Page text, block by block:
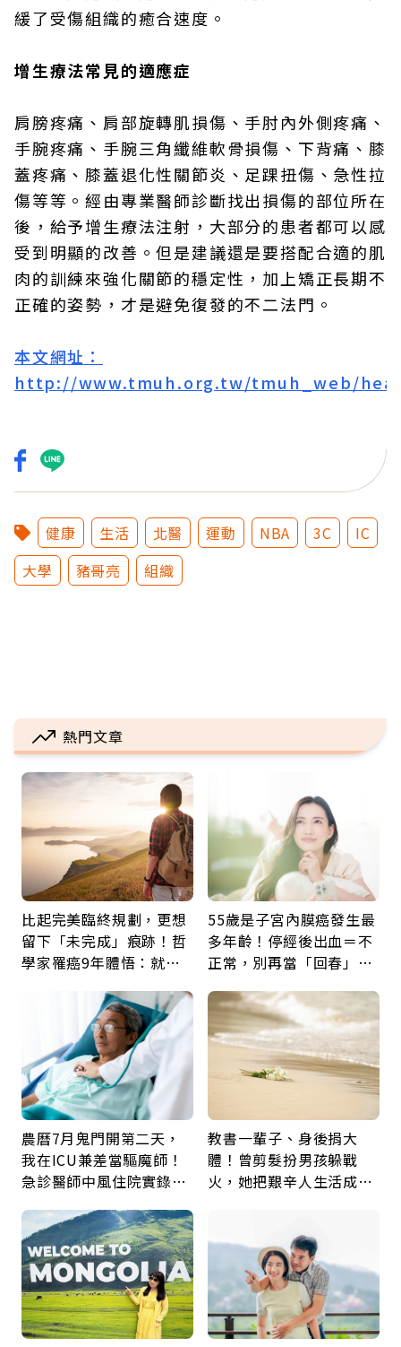
緩了受傷組織的癒合速度。
增生療法常見的適應症
肩膀疼痛、肩部旋轉肌損傷、手肘內外側疼痛、
手腕疼痛、手腕三角纖維軟骨損傷、下背痛、膝
蓋疼痛、膝蓋退化性關節炎、足踝扭傷、急性拉
傷等等。經由專業醫師診斷找出損傷的部位所在
後，給予增生療法注射，大部分的患者都可以感
受到明顯的改善。但是建議還是要搭配合適的肌
肉的訓練來強化關節的穩定性，加上矯正長期不
正確的姿勢，才是避免復發的不二法門。
本文網址：
http://www.tmuh.org.tw/tmuh_web/
健康 生活 北醫 運動 NBA 3C
IC
大學
豬哥亮 組織
熱門文章
比起完美臨終規劃，更想
留下「未完成」痕跡！哲
學家罹癌9年體悟：就算
55歲是子宮內膜癌發生最
多年齡！停經後出血＝不
正常，別再當「回春」…
癒率達9成5
農曆7月鬼門開第二天，
我在ICU兼差當驅魔師！
急診醫師中風住院實錄：
教書一輩子、身後捐大
體！曾剪髮扮男孩躲戰
火，她把艱辛人生活成風